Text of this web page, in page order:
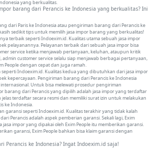
yang berkualitas.
barang dari Perancis ke Indonesia yang berkualitas? Ini
dari Paris ke Indonesia atau pengiriman barang dari Perancis ke
sedikit tips untuk memilih jasa impor barang yang berkualitas!
terbaik seperti Indoexim.id. Kualitas utama sebuah jasa impor
pelayanannya. Pelayanan terbaik dari sebuah jasa impor bisa
service ketika menjawab pertanyaan, keluhan, ataupun kritik
admin customer service selalu siap menjawab berbagai pertanyaan,
People dengan cepat dan juga ramah.
seperti Indoexim.id. Kualitas kedua yang dibutuhkan dari jasa impor
kepercayaan. Pengiriman barang dari Perancis ke Indonesia
Untuk bisa melewati prosedur pengiriman
barang dari Perancis yang dipilih adalah jasa impor yang terdaftar
terdaftar secara resmi dan memiliki surat izin untuk melakukan
ke Indonesia.
garansi seperti Indoexim.id. Kualitas terakhir yang tidak kalah
Perancis adalah aspek pemberian garansi. Sekali lagi, Exim
jasa impor yang dipakai oleh Exim People itu memberikan garansi.
garansi, Exim People bahkan bisa klaim garansi dengan
Perancis ke Indonesia? Ingat Indoexim.id saja!